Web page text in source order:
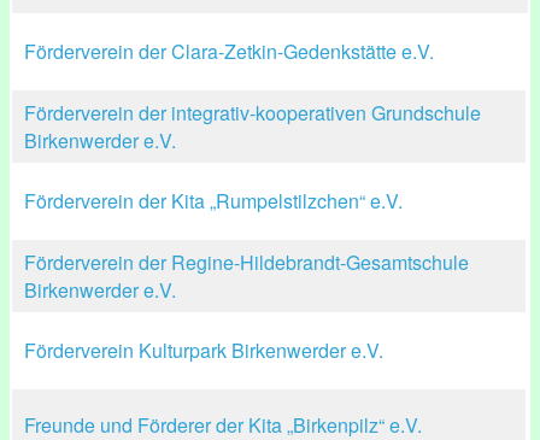
Förderverein der Clara-Zetkin-Gedenkstätte e.V.
Förderverein der integrativ-kooperativen Grundschule
Birkenwerder e.V.
Förderverein der Kita „Rumpelstilzchen“ e.V.
Förderverein der Regine-Hildebrandt-Gesamtschule
Birkenwerder e.V.
Förderverein Kulturpark Birkenwerder e.V.
Freunde und Förderer der Kita „Birkenpilz“ e.V.